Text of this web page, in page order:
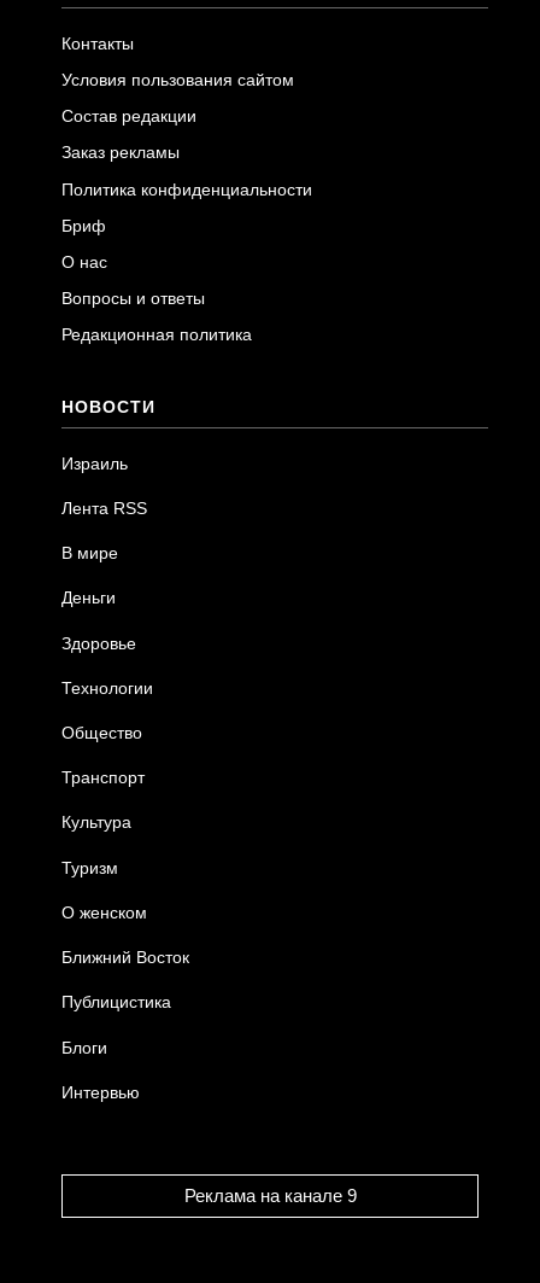
Контакты
Условия пользования сайтом
Состав редакции
Заказ рекламы
Политика конфиденциальности
Бриф
О нас
Вопросы и ответы
Редакционная политика
НОВОСТИ
Израиль
Лента RSS
В мире
Деньги
Здоровье
Технологии
Общество
Транспорт
Культура
Туризм
О женском
Ближний Восток
Публицистика
Блоги
Интервью
Реклама на канале 9